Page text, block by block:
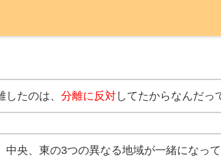
たのは、 分離に反対 してたからなんだっ
中央、東の3つの異なる地域が一緒になっ